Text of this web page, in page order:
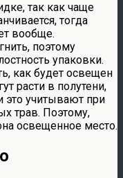
так как чаще
тогда
вообще.
поэтому
упаковки.
как будет освещен
расти в полутени,
это учитывают при
трав. Поэтому,
освещенное место.